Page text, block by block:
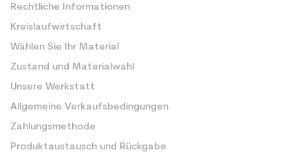
Rechtliche Informationen
Kreislaufwirtschaft
Wählen Sie Ihr Material
Zustand und Materialwahl
Unsere Werkstatt
Allgemeine Verkaufsbedingungen
Zahlungsmethode
Produktaustausch und Rückgabe